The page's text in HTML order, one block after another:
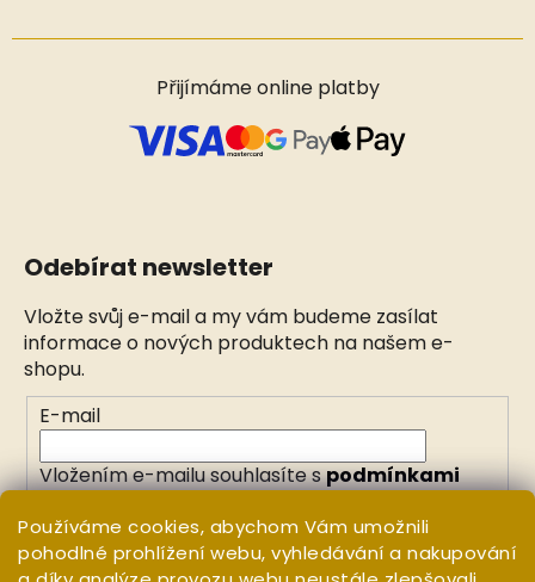
Používáme cookies, abychom Vám umožnili
pohodlné prohlížení webu, vyhledávání a nakupování
Přijímáme online platby
Odebírat newsletter
Vložte svůj e-mail a my vám budeme zasílat
informace o nových produktech na našem e-
shopu.
E-mail
Vložením e-mailu souhlasíte spodmínkami
PŘIHLÁSIT SE